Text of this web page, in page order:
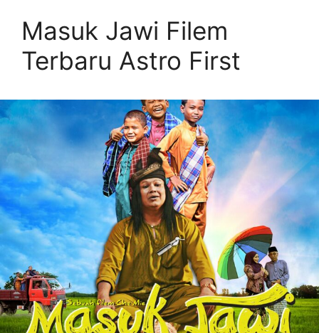
Masuk Jawi Filem
Terbaru Astro First